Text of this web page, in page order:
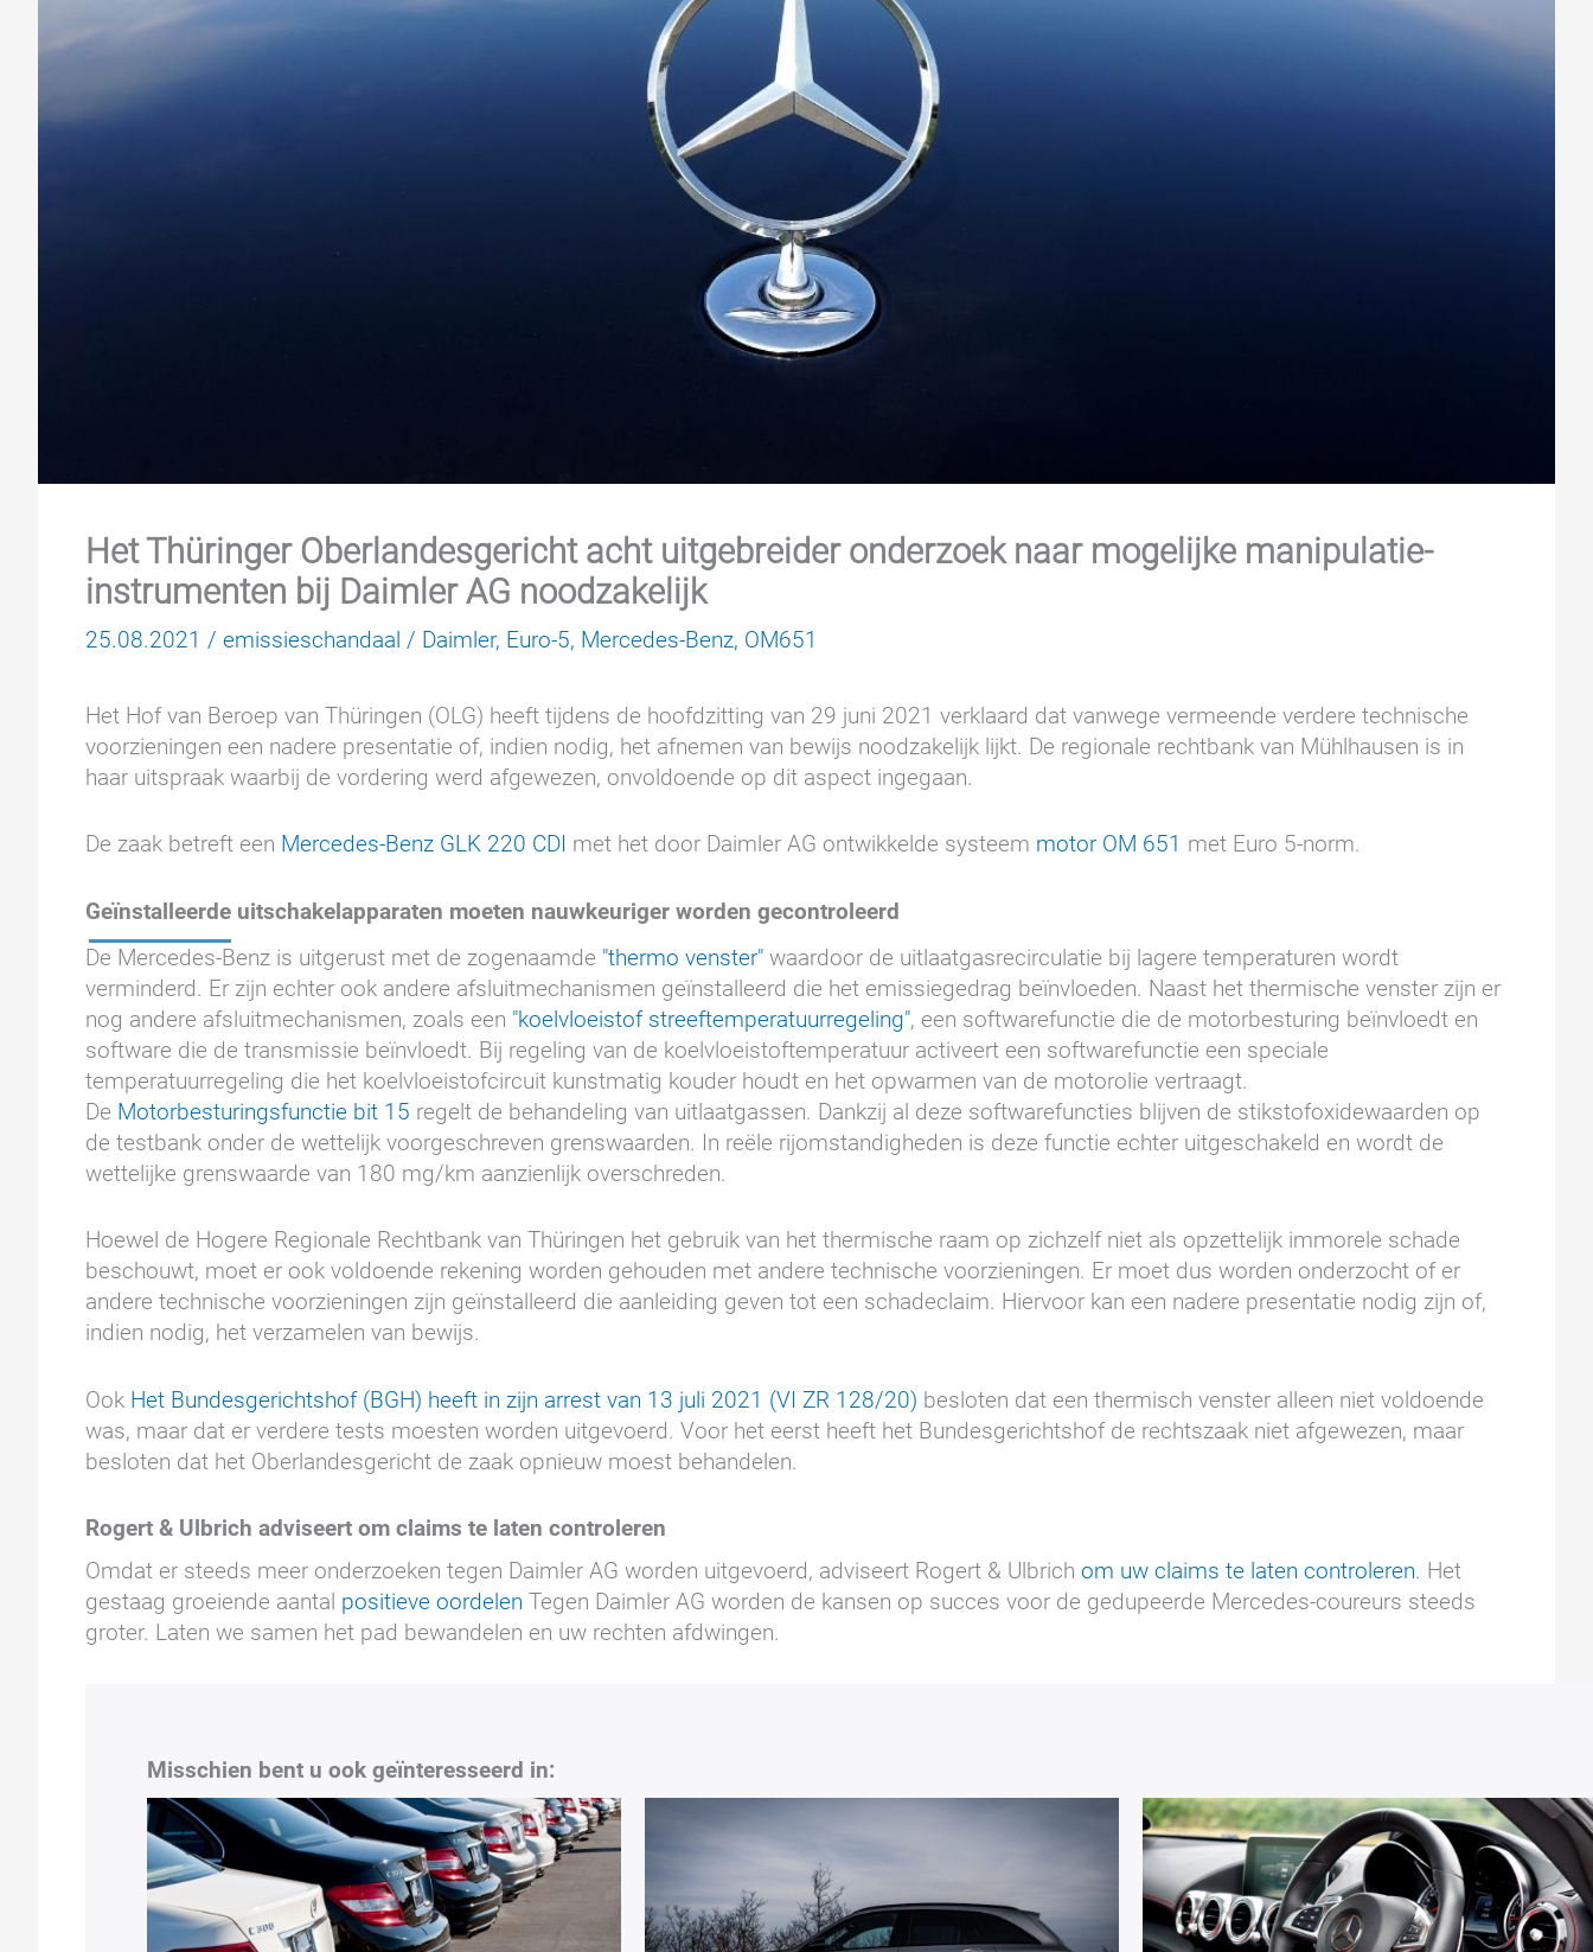
Het Thüringer Oberlandesgericht acht uitgebreider onderzoek naar mogelijke manipulatie-
instrumenten bij Daimler AG noodzakelijk
25.08.2021 / emissieschandaal / Daimler, Euro-5, Mercedes-Benz, OM651
Het Hof van Beroep van Thüringen (OLG) heeft tijdens de hoofdzitting van 29 juni 2021 verklaard dat vanwege vermeende verdere technische
voorzieningen een nadere presentatie of, indien nodig, het afnemen van bewijs noodzakelijk lijkt. De regionale rechtbank van Mühlhausen is in
haar uitspraak waarbij de vordering werd afgewezen, onvoldoende op dit aspect ingegaan.
De zaak betreft een Mercedes-Benz GLK 220 CDI met het door Daimler AG ontwikkelde systeem motor OM 651 met Euro 5-norm.
Geïnstalleerde uitschakelapparaten moeten nauwkeuriger worden gecontroleerd
De Mercedes-Benz is uitgerust met de zogenaamde "thermo venster" waardoor de uitlaatgasrecirculatie bij lagere temperaturen wordt
verminderd. Er zijn echter ook andere afsluitmechanismen geïnstalleerd die het emissiegedrag beïnvloeden. Naast het thermische venster zijn er
nog andere afsluitmechanismen, zoals een "koelvloeistof streeftemperatuurregeling", een softwarefunctie die de motorbesturing beïnvloedt en
software die de transmissie beïnvloedt. Bij regeling van de koelvloeistoftemperatuur activeert een softwarefunctie een speciale
temperatuurregeling die het koelvloeistofcircuit kunstmatig kouder houdt en het opwarmen van de motorolie vertraagt.
De Motorbesturingsfunctie bit 15 regelt de behandeling van uitlaatgassen. Dankzij al deze softwarefuncties blijven de stikstofoxidewaarden op
de testbank onder de wettelijk voorgeschreven grenswaarden. In reële rijomstandigheden is deze functie echter uitgeschakeld en wordt de
wettelijke grenswaarde van 180 mg/km aanzienlijk overschreden.
Hoewel de Hogere Regionale Rechtbank van Thüringen het gebruik van het thermische raam op zichzelf niet als opzettelijk immorele schade
beschouwt, moet er ook voldoende rekening worden gehouden met andere technische voorzieningen. Er moet dus worden onderzocht of er
andere technische voorzieningen zijn geïnstalleerd die aanleiding geven tot een schadeclaim. Hiervoor kan een nadere presentatie nodig zijn of,
indien nodig, het verzamelen van bewijs.
Ook Het Bundesgerichtshof (BGH) heeft in zijn arrest van 13 juli 2021 (VI ZR 128/20) besloten dat een thermisch venster alleen niet voldoende
was, maar dat er verdere tests moesten worden uitgevoerd. Voor het eerst heeft het Bundesgerichtshof de rechtszaak niet afgewezen, maar
besloten dat het Oberlandesgericht de zaak opnieuw moest behandelen.
Rogert & Ulbrich adviseert om claims te laten controleren
Omdat er steeds meer onderzoeken tegen Daimler AG worden uitgevoerd, adviseert Rogert & Ulbrich om uw claims te laten controleren. Het
gestaag groeiende aantal positieve oordelen Tegen Daimler AG worden de kansen op succes voor de gedupeerde Mercedes-coureurs steeds
groter. Laten we samen het pad bewandelen en uw rechten afdwingen.
Misschien bent u ook geïnteresseerd in: